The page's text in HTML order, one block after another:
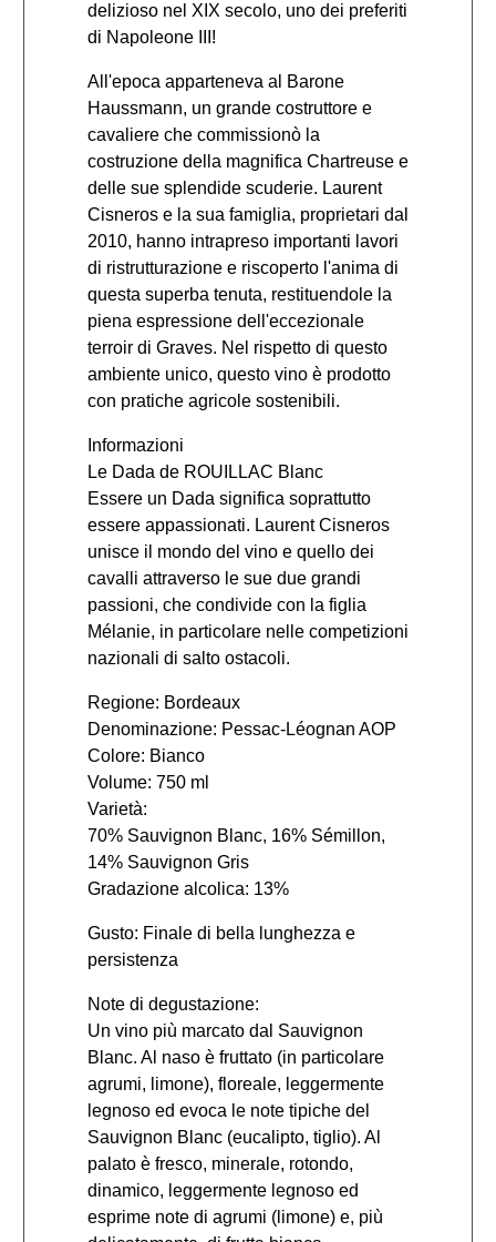
delizioso nel XIX secolo, uno dei preferiti
di Napoleone III!
All'epoca apparteneva al Barone
Haussmann, un grande costruttore e
cavaliere che commissionò la
costruzione della magnifica Chartreuse e
delle sue splendide scuderie. Laurent
Cisneros e la sua famiglia, proprietari dal
2010, hanno intrapreso importanti lavori
di ristrutturazione e riscoperto l'anima di
questa superba tenuta, restituendole la
piena espressione dell'eccezionale
terroir di Graves. Nel rispetto di questo
ambiente unico, questo vino è prodotto
con pratiche agricole sostenibili.
Informazioni
Le Dada de ROUILLAC Blanc
Essere un Dada significa soprattutto
essere appassionati. Laurent Cisneros
unisce il mondo del vino e quello dei
cavalli attraverso le sue due grandi
passioni, che condivide con la figlia
Mélanie, in particolare nelle competizioni
nazionali di salto ostacoli.
Regione: Bordeaux
Denominazione: Pessac-Léognan AOP
Colore: Bianco
Volume: 750 ml
Varietà:
70% Sauvignon Blanc, 16% Sémillon,
14% Sauvignon Gris
Gradazione alcolica: 13%
Gusto: Finale di bella lunghezza e
persistenza
Note di degustazione:
Un vino più marcato dal Sauvignon
Blanc. Al naso è fruttato (in particolare
agrumi, limone), floreale, leggermente
legnoso ed evoca le note tipiche del
Sauvignon Blanc (eucalipto, tiglio). Al
palato è fresco, minerale, rotondo,
dinamico, leggermente legnoso ed
esprime note di agrumi (limone) e, più